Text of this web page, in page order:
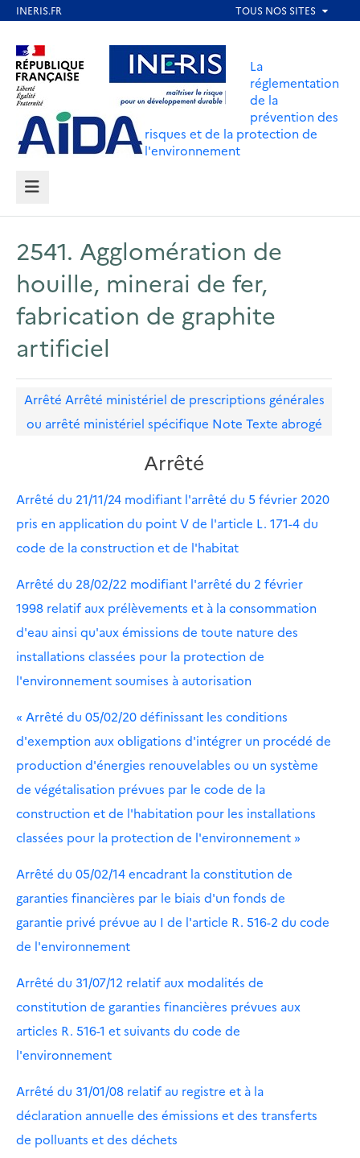
contenu
principal
Aller au contenu Aller au menu
Aller au pied de page
La
réglementation
de la
prévention des
risques et de la protection de
l'environnement
MENU
2541. Agglomération de
houille, minerai de fer,
fabrication de graphite
artificiel
Arrêté Arrêté ministériel de prescriptions générales
ou arrêté ministériel spécifique Note Texte abrogé
Arrêté
Arrêté du 21/11/24 modifiant l'arrêté du 5 février 2020
pris en application du point V de l'article L. 171-4 du
code de la construction et de l'habitat
Arrêté du 28/02/22 modifiant l'arrêté du 2 février
1998 relatif aux prélèvements et à la consommation
d'eau ainsi qu'aux émissions de toute nature des
installations classées pour la protection de
l'environnement soumises à autorisation
« Arrêté du 05/02/20 définissant les conditions
d'exemption aux obligations d'intégrer un procédé de
production d'énergies renouvelables ou un système
de végétalisation prévues par le code de la
construction et de l'habitation pour les installations
classées pour la protection de l'environnement »
Arrêté du 05/02/14 encadrant la constitution de
garanties financières par le biais d'un fonds de
garantie privé prévue au I de l'article R. 516-2 du code
de l'environnement
Arrêté du 31/07/12 relatif aux modalités de
constitution de garanties financières prévues aux
articles R. 516-1 et suivants du code de
l'environnement
Arrêté du 31/01/08 relatif au registre et à la
déclaration annuelle des émissions et des transferts
de polluants et des déchets